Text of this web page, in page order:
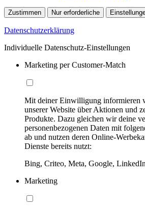
Zustimmen Nur erforderliche
Datenschutzerklärung
Individuelle Datenschutz-Einstellungen
Marketing per Customer-Match
Mit deiner Einwilligung informieren
unserer Website über Aktionen und
Produkte. Dazu gleichen wir deine
personenbezogenen Daten mit
ab und nutzen deren Online-
Dienste bereits nutzt:
Bing, Criteo, Meta, Google,
Marketing